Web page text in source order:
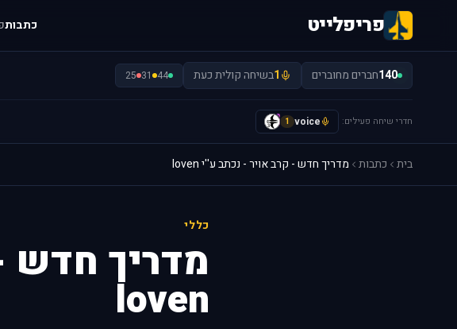
פריפלייט כתבות
140חברים מחוברים 1בשיחה קולית כעת 44
31
25
חדרי שיחה פעילים: voice
1
y
בית כתבות מדריך חדש - קרב אויר - נכתב ע''י loven
כללי
מדריך חדש
loven